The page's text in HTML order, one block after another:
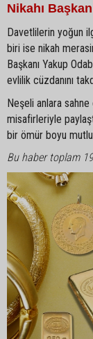
Nikahı
Davetlilerin yoğun
biri ise nikah
Başkanı Yakup
evlilik cüzdanını
Neşeli anlara
misafirleriyle
bir ömür boyu
Bu haber toplam